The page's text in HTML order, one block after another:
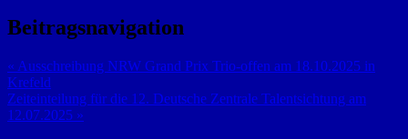
Beitragsnavigation
« Ausschreibung NRW Grand Prix Trio-offen am 18.10.2025 in
Krefeld
Zeiteinteilung für die 12. Deutsche Zentrale Talentsichtung am
12.07.2025 »